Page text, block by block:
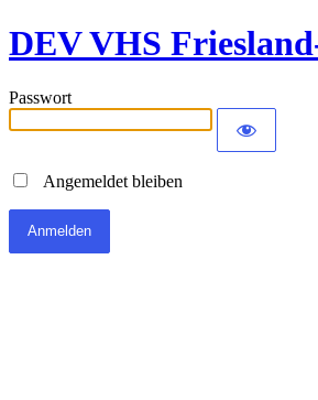
DEV VHS
Passwort
Angemeldet bleiben